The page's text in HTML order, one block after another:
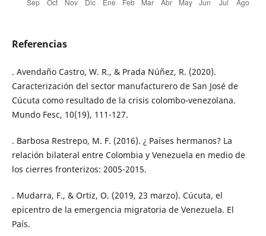
Referencias
. Avendaño Castro, W. R., & Prada Núñez, R. (2020).
Caracterización del sector manufacturero de San José de
Cúcuta como resultado de la crisis colombo-venezolana.
Mundo Fesc, 10(19), 111-127.
. Barbosa Restrepo, M. F. (2016). ¿ Países hermanos? La
relación bilateral entre Colombia y Venezuela en medio de
los cierres fronterizos: 2005-2015.
. Mudarra, F., & Ortiz, O. (2019, 23 marzo). Cúcuta, el
epicentro de la emergencia migratoria de Venezuela. El
País.